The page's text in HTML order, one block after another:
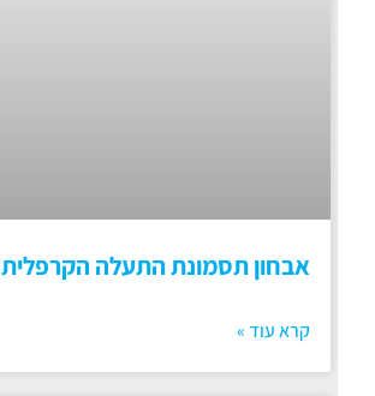
אבחון תסמונת התעלה הקרפלית
קרא עוד »